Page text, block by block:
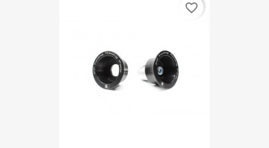
favorite_border